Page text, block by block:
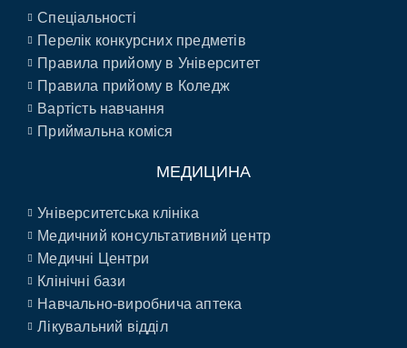
Спеціальності
Перелік конкурсних предметів
Правила прийому в Університет
Правила прийому в Коледж
Вартість навчання
Приймальна коміся
МЕДИЦИНА
Університетська клініка
Медичний консультативний центр
Медичні Центри
Клінічні бази
Навчально-виробнича аптека
Лікувальний відділ